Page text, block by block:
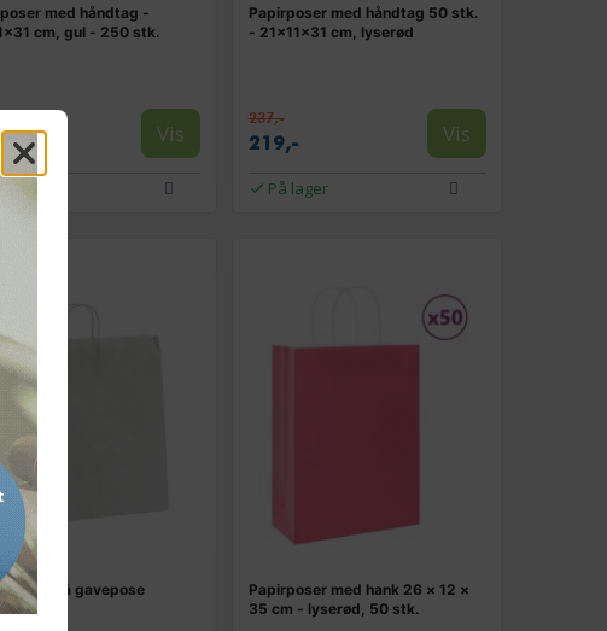
med håndtag -
cm, gul - 250 stk.
Vis
Papirposer med håndtag 50 stk.
- 21×11×31 cm, lyserød
237,-
219,- Vis
På lager
- Blå gavepose
Papirposer med hank 26 × 12 ×
35 cm - lyserød, 50 stk.